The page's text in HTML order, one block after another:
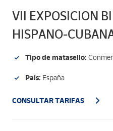
VII EXPOSICION
HISPANO-
Tipo de matasello:
País: España
CONSULTAR TARIFAS